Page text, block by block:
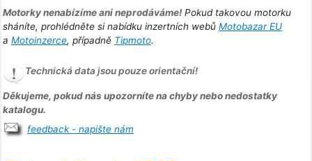
Motorky nenabízíme ani neprodáváme!Pokud takovou motorku
sháníte, prohlédněte si nabídku inzertních webů Motobazar EU
a Motoinzerce, případně Tipmoto.
Technická data jsou pouze orientační!
Děkujeme, pokud nás upozorníte na chyby nebo nedostatky
katalogu.
feedback - napište nám